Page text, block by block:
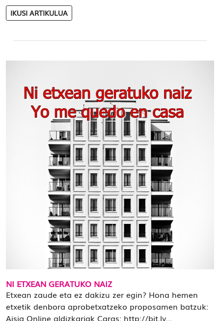
IKUSI ARTIKULUA
NI ETXEAN GERATUKO NAIZ
Etxean zaude eta ez dakizu zer egin? Hona hemen
etxetik denbora aprobetxatzeko proposamen batzuk:
Aisia Online aldizkariak Caras: http://bit.ly...